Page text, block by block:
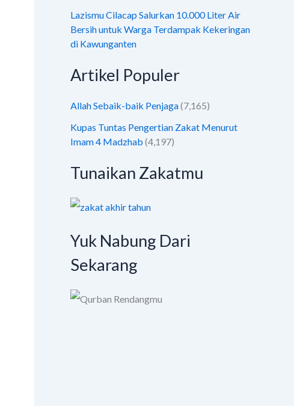
Lazismu Cilacap Salurkan 10.000 Liter Air
Bersih untuk Warga Terdampak Kekeringan
di Kawunganten
Artikel Populer
Allah Sebaik-baik Penjaga(7,165)
Kupas Tuntas Pengertian Zakat Menurut
Imam 4 Madzhab (4,197)
Tunaikan Zakatmu
Yuk Nabung Dari
Sekarang